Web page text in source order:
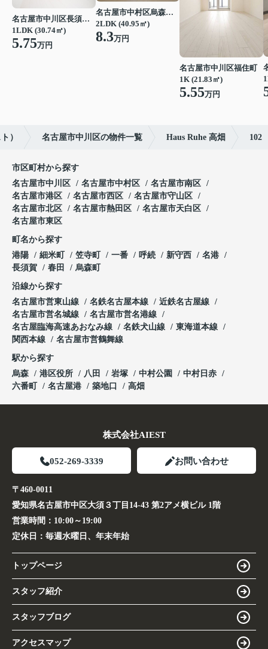
名古屋市中川区長須賀３丁目
1LDK (30.74㎡)
5.75万円
名古屋市中村区烏森町４丁目
2LDK (40.95㎡)
8.3万円
名古屋市中川区福住町
1K (21.83㎡)
5.55万円
） 名古屋市中川区の物件一覧 Haus Ruhe 高畑 102
市区町村から探す
名古屋市中川区
名古屋市中村区
名古屋市南区
名古屋市港区
名古屋市西区
名古屋市守山区
名古屋市北区
名古屋市熱田区
名古屋市天白区
名古屋市東区
町名から探す
港陽
細米町 笠寺町 一番 呼続 新守西
名港
長須賀
春田 烏森町
沿線から探す
名古屋市営東山線
名鉄名古屋本線
近鉄名古屋線
名古屋市営名城線
名古屋市営名港線
名古屋臨海高速あおなみ線
名鉄犬山線
東海道本線
関西本線
名古屋市営鶴舞線
駅から探す
烏森
港区役所 八田 岩塚 中村公園
中村日赤
六番町
名古屋港 築地口 高畑
株式会社AIEST
052-269-3339 お問い合わせ
〒460-0011
愛知県名古屋市中区大須３丁目14-43 第2アメ横ビル 1階
営業時間： 10:00～19:00
定休日： 毎週水曜日、年末年始
トップページ
スタッフ紹介
スタッフブログ
アクセスマップ